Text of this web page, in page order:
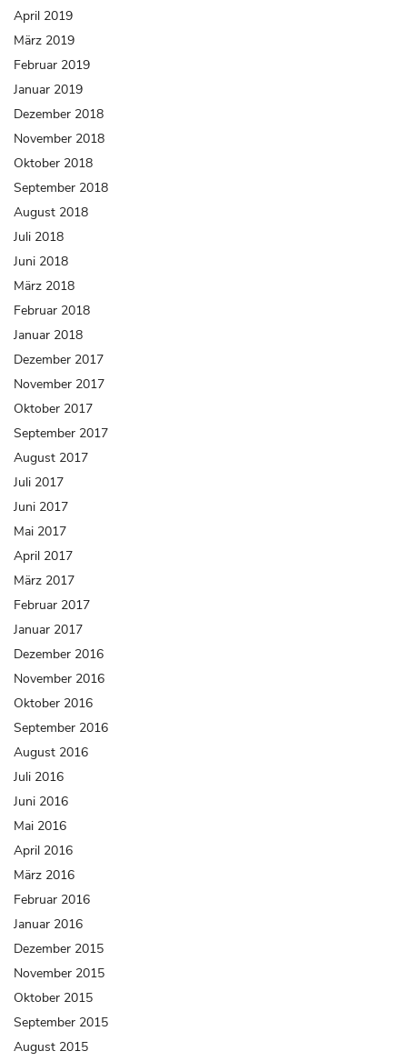
April 2019
März 2019
Februar 2019
Januar 2019
Dezember 2018
November 2018
Oktober 2018
September 2018
August 2018
Juli 2018
Juni 2018
März 2018
Februar 2018
Januar 2018
Dezember 2017
November 2017
Oktober 2017
September 2017
August 2017
Juli 2017
Juni 2017
Mai 2017
April 2017
März 2017
Februar 2017
Januar 2017
Dezember 2016
November 2016
Oktober 2016
September 2016
August 2016
Juli 2016
Juni 2016
Mai 2016
April 2016
März 2016
Februar 2016
Januar 2016
Dezember 2015
November 2015
Oktober 2015
September 2015
August 2015